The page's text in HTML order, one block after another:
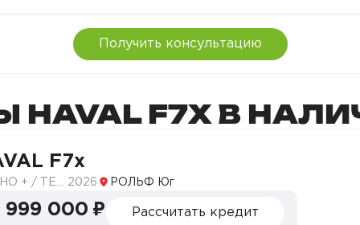
выбора цветов
Книги)2
Получить консультацию
F7X В
F7x
2026 РОЛЬФ Юг
999 000 ₽ Рассчитать кредит